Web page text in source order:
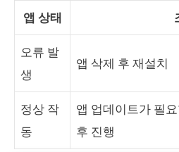
앱 상태
오류 발
생
앱 삭제 후 재설치
정상 작
동
앱 업데이트가 필
후 진행